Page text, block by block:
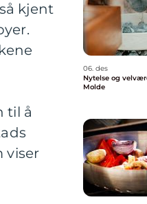
kjent
til å
viser
06. des
Nytelse og
Molde